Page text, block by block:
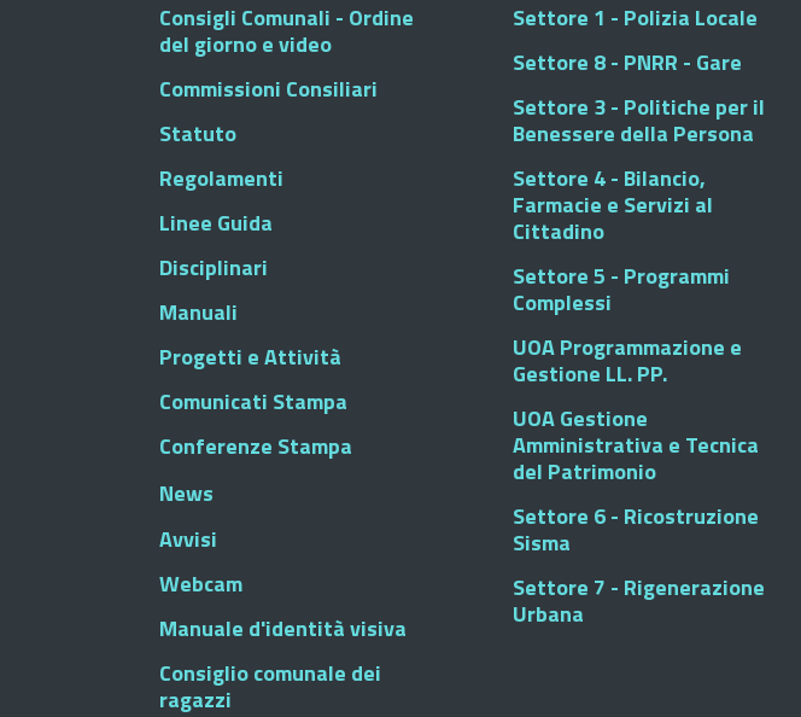
Consigli Comunali - Ordine
del giorno e video
Commissioni Consiliari
Statuto
Regolamenti
Linee Guida
Disciplinari
Manuali
Progetti e Attività
Comunicati Stampa
Conferenze Stampa
News
Avvisi
Webcam
Manuale d'identità visiva
Consiglio comunale dei
ragazzi
Settore 1 - Polizia Locale
Settore 8 - PNRR - Gare
Settore 3 - Politiche per il
Benessere della Persona
Settore 4 - Bilancio,
Farmacie e Servizi al
Cittadino
Settore 5 - Programmi
Complessi
UOA Programmazione e
Gestione LL. PP.
UOA Gestione
Amministrativa e Tecnica
del Patrimonio
Settore 6 - Ricostruzione
Sisma
Settore 7 - Rigenerazione
Urbana